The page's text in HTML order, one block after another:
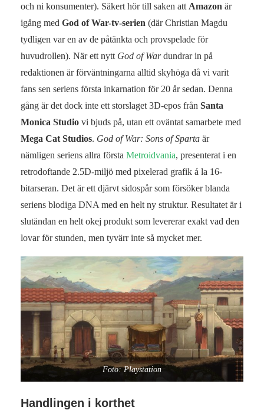
och ni konsumenter). Säkert hör till saken att Amazon är
igång med God of War-tv-serien (där Christian Magdu
tydligen var en av de påtänkta och provspelade för
huvudrollen). När ett nytt God of Wardundrar in på
redaktionen är förväntningarna alltid skyhöga då vi varit
fans sen seriens första inkarnation för 20 år sedan. Denna
gång är det dock inte ett storslaget 3D-epos från Santa
Monica Studio vi bjuds på, utan ett oväntat samarbete med
Mega Cat Studios. God of War: Sons of Sparta är
nämligen seriens allra första Metroidvania, presenterat i en
retrodoftande 2.5D-miljö med pixelerad grafik á la 16-
bitarseran. Det är ett djärvt sidospår som försöker blanda
seriens blodiga DNA med en helt ny struktur. Resultatet är i
slutändan en helt okej produkt som levererar exakt vad den
lovar för stunden, men tyvärr inte så mycket mer.
Foto: Playstation
Handlingen i korthet